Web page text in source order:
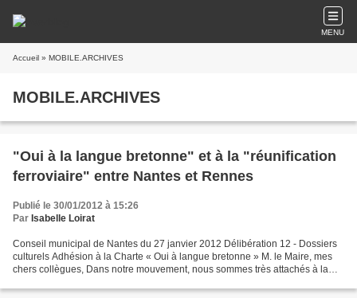
MENU
Accueil » MOBILE.ARCHIVES
MOBILE.ARCHIVES
"Oui à la langue bretonne" et à la "réunification
ferroviaire" entre Nantes et Rennes
Publié le 30/01/2012 à 15:26
Par Isabelle Loirat
Conseil municipal de Nantes du 27 janvier 2012 Délibération 12 - Dossiers
culturels Adhésion à la Charte « Oui à langue bretonne » M. le Maire, mes
chers collègues, Dans notre mouvement, nous sommes très attachés à la